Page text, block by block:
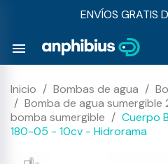
ENVÍOS GRATIS
menu
Inicio Bombas de agua
Bomba de agua sumergible
bomba sumergible
Cuerpo
180-05 - 10cv - Hidrorama